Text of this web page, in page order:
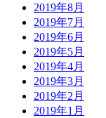
2019年8月
2019年7月
2019年6月
2019年5月
2019年4月
2019年3月
2019年2月
2019年1月